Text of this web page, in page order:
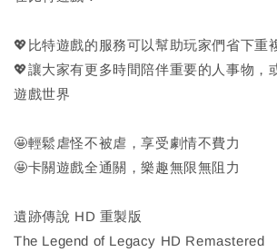
💖比特遊戲的服務可以幫助玩家們省下重
💖讓大家有更多時間陪伴重要的人事物，
遊戲世界
🤩輕鬆虐怪不被虐，享受劇情不費力
🤩卡關遊戲全通關，樂趣無限無阻力
遺跡傳說 HD 重製版
The Legend of Legacy HD Remastered